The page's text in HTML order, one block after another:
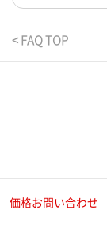
< FAQ TOP
価格お問い合わせ